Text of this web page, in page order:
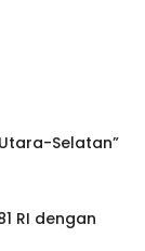
Selatan”
RI dengan